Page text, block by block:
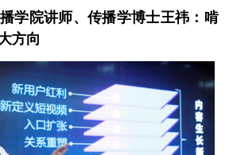
学院讲师、传播学博士王祎： 啃
方向